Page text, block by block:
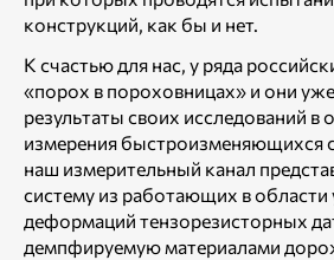
конструкций, как бы и нет.
К счастью для нас, у ряда
«порох в пороховницах» и они
результаты своих исследований в
измерения быстроизменяющихся
наш измерительный канал
систему из работающих в области
деформаций тензорезисторных
демпфируемую материалами